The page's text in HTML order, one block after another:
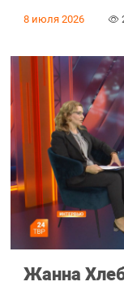
8 июля 2026
Жанна